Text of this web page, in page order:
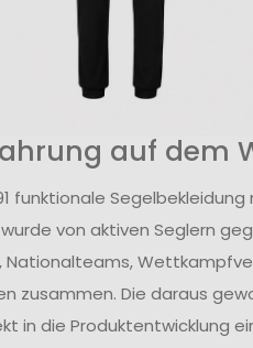
auf dem
funktionale Segelbekleidung
wurde von aktiven Seglern
Nationalteams,
zusammen. Die daraus
in die Produktentwicklung